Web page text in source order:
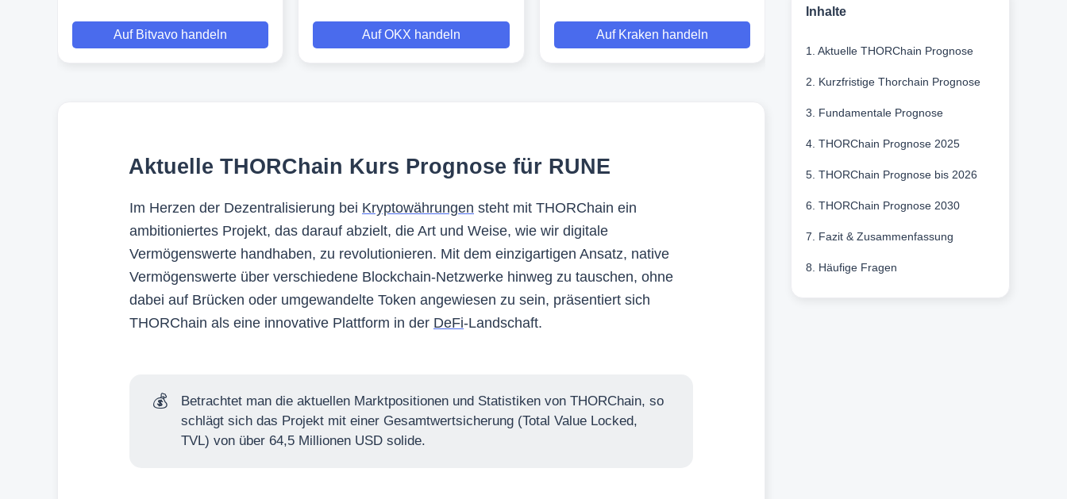
Auf Bitvavo handeln Auf OKX handeln Auf Kraken handeln
Aktuelle THORChain Kurs Prognose für RUNE
Im Herzen der Dezentralisierung bei Kryptowährungen steht mit THORChain ein
ambitioniertes Projekt, das darauf abzielt, die Art und Weise, wie wir digitale
Vermögenswerte handhaben, zu revolutionieren. Mit dem einzigartigen Ansatz, native
Vermögenswerte über verschiedene Blockchain-Netzwerke hinweg zu tauschen, ohne
dabei auf Brücken oder umgewandelte Token angewiesen zu sein, präsentiert sich
THORChain als eine innovative Plattform in der DeFi-Landschaft.
💰
Betrachtet man die aktuellen Marktpositionen und Statistiken von THORChain, so
schlägt sich das Projekt mit einer Gesamtwertsicherung (Total Value Locked,
TVL) von über 64,5 Millionen USD solide.
Inhalte
1. Aktuelle THORChain Prognose
2. Kurzfristige Thorchain Prognose
3. Fundamentale Prognose
4. THORChain Prognose 2025
5. THORChain Prognose bis 2026
6. THORChain Prognose 2030
7. Fazit & Zusammenfassung
8. Häufige Fragen